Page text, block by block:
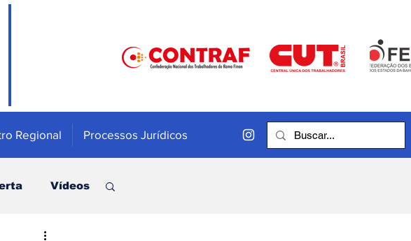
Regional Processos Jurídicos
Vídeos